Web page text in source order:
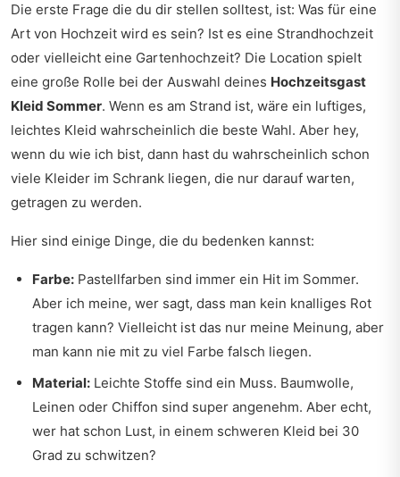
Die erste Frage die du dir stellen solltest, ist: Was für eine
Art von Hochzeit wird es sein? Ist es eine Strandhochzeit
oder vielleicht eine Gartenhochzeit? Die Location spielt
eine große Rolle bei der Auswahl deines Hochzeitsgast
Kleid Sommer. Wenn es am Strand ist, wäre ein luftiges,
leichtes Kleid wahrscheinlich die beste Wahl. Aber hey,
wenn du wie ich bist, dann hast du wahrscheinlich schon
viele Kleider im Schrank liegen, die nur darauf warten,
getragen zu werden.
Hier sind einige Dinge, die du bedenken kannst:
Farbe: Pastellfarben sind immer ein Hit im Sommer.
Aber ich meine, wer sagt, dass man kein knalliges Rot
tragen kann? Vielleicht ist das nur meine Meinung, aber
man kann nie mit zu viel Farbe falsch liegen.
Material: Leichte Stoffe sind ein Muss. Baumwolle,
Leinen oder Chiffon sind super angenehm. Aber echt,
wer hat schon Lust, in einem schweren Kleid bei 30
Grad zu schwitzen?